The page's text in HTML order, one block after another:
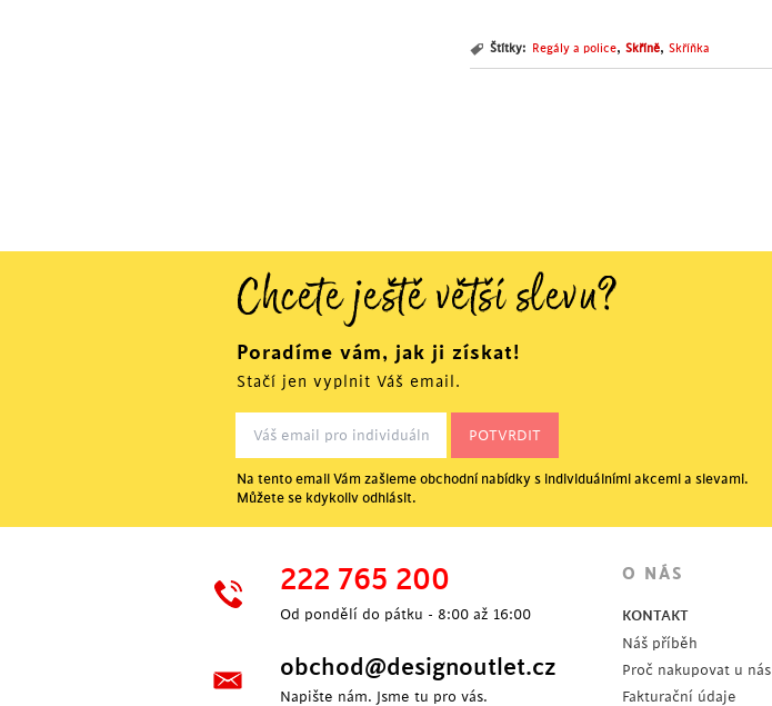
Štítky: Regály a police, Skříně, Skříňka
Chcete ještě větší slevu?
Poradíme vám, jak ji získat!
Stačí jen vyplnit Váš email.
Na tento email Vám zašleme obchodní nabídky s individuálními akcemi a slevami.
Můžete se kdykoliv odhlásit.
222 765 200
Od pondělí do pátku - 8:00 až 16:00
obchod@designoutlet.cz
Napište nám. Jsme tu pro vás.
O NÁS
KONTAKT
Náš příběh
Proč nakupovat u nás
Fakturační údaje